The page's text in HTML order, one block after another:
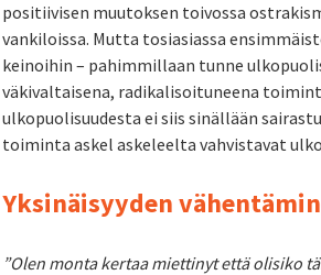
positiivisen muutoksen toivossa
vankiloissa. Mutta tosiasiassa
keinoihin – pahimmillaan tunne
väkivaltaisena, radikalisoituneena
ulkopuolisuudesta ei siis sinällään
toiminta askel askeleelta vahvistavat
Yksinäisyyden
”Olen monta kertaa miettinyt että olisiko